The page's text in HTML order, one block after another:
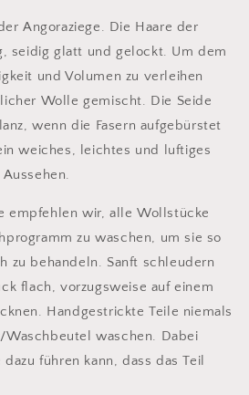
Angoraziege. Die Haare der
seidig glatt und gelockt. Um dem
und Volumen zu verleihen
Wolle gemischt. Die Seide
wenn die Fasern aufgebürstet
weiches, leichtes und luftiges
empfehlen wir, alle Wollstücke
zu waschen, um sie so
zu behandeln. Sanft schleudern
flach, vorzugsweise auf einem
Handgestrickte Teile niemals
Waschbeutel waschen. Dabei
führen kann, dass das Teil